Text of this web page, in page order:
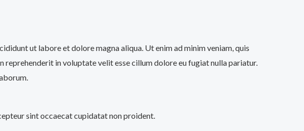
ut labore et dolore magna aliqua. Ut enim ad minim veniam, quis
in voluptate velit esse cillum dolore eu fugiat nulla pariatur.
sint occaecat cupidatat non proident.